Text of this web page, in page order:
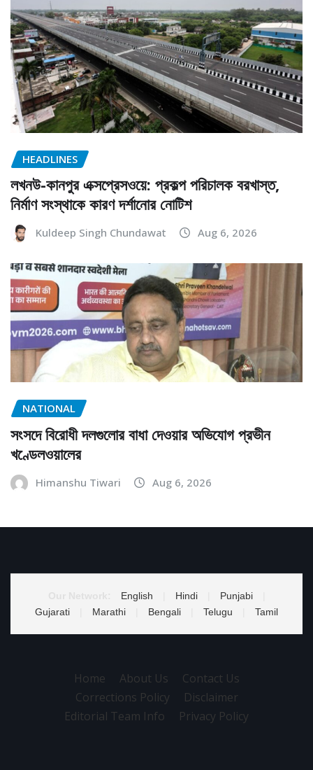
HEADLINES
লখনউ-কানপুর এক্সপ্রেসওয়ে: প্রকল্প পরিচালক বরখাস্ত,
নির্মাণ সংস্থাকে কারণ দর্শানোর নোটিশ
Kuldeep Singh Chundawat Aug 6, 2026
NATIONAL
সংসদে বিরোধী দলগুলোর বাধা দেওয়ার অভিযোগ প্রভীন
খণ্ডেলওয়ালের
Himanshu Tiwari Aug 6, 2026
English Hindi Punjabi
Gujarati
Marathi Bengali Telugu Tamil
Home About Us
Contact Us
Corrections Policy
Disclaimer
Editorial Team Info
Privacy Policy